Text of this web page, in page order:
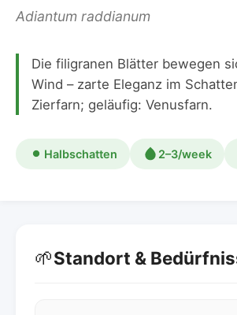
Adiantum raddianum
Die filigranen Blätter bewegen
Wind – zarte Eleganz im
Zierfarn; geläufig: Venusfarn.
Halbschatten 2–3/week
🌱Standort &